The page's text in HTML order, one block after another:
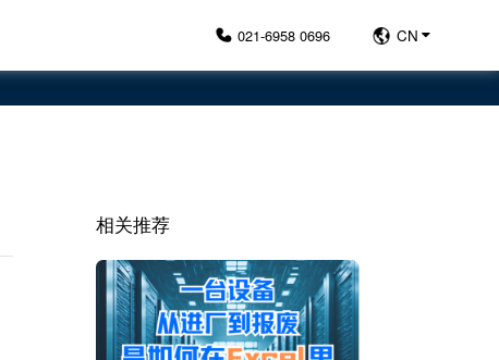
021-6958 0696 CN
相关推荐